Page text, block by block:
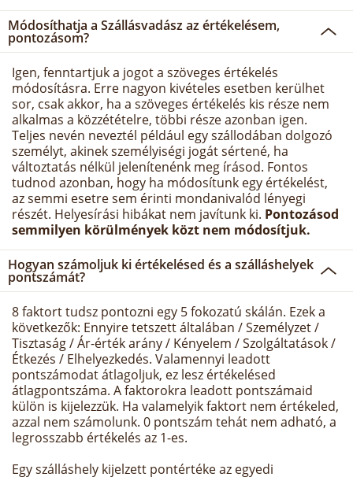
Módosíthatja a Szállásvadász az értékelésem,
pontozásom?
Igen, fenntartjuk a jogot a szöveges értékelés
módosításra. Erre nagyon kivételes esetben kerülhet
sor, csak akkor, ha a szöveges értékelés kis része nem
alkalmas a közzétételre, többi része azonban igen.
Teljes nevén neveztél például egy szállodában dolgozó
személyt, akinek személyiségi jogát sértené, ha
változtatás nélkül jelenítenénk meg írásod. Fontos
tudnod azonban, hogy ha módosítunk egy értékelést,
az semmi esetre sem érinti mondanivalód lényegi
részét. Helyesírási hibákat nem javítunk ki. Pontozásod
semmilyen körülmények közt nem módosítjuk.
Hogyan számoljuk ki értékelésed és a szálláshelyek
pontszámát?
8 faktort tudsz pontozni egy 5 fokozatú skálán. Ezek a
következők: Ennyire tetszett általában / Személyzet /
Tisztaság / Ár-érték arány / Kényelem / Szolgáltatások /
Étkezés / Elhelyezkedés. Valamennyi leadott
pontszámodat átlagoljuk, ez lesz értékelésed
átlagpontszáma. A faktorokra leadott pontszámaid
külön is kijelezzük. Ha valamelyik faktort nem értékeled,
azzal nem számolunk. 0 pontszám tehát nem adható, a
legrosszabb értékelés az 1-es.
Egy szálláshely kijelzett pontértéke az egyedi